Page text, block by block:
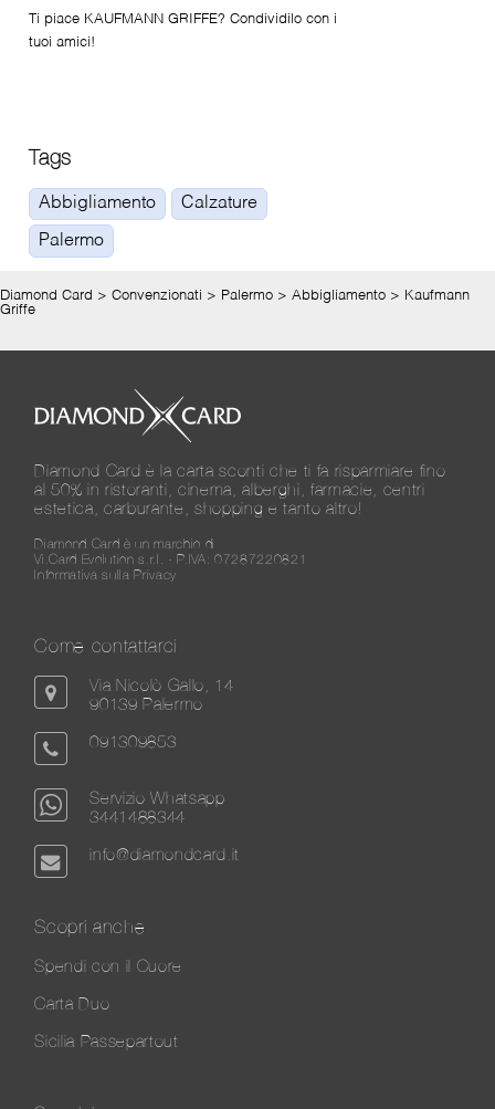
Ti piace KAUFMANN GRIFFE? Condividilo con i
tuoi amici!
Tags
Abbigliamento Calzature
Palermo
Diamond Card > Convenzionati > Palermo > Abbigliamento > Kaufmann
Griffe
Diamond Card è la carta sconti che ti fa risparmiare fino
al 50% in ristoranti, cinema, alberghi, farmacie, centri
estetica, carburante, shopping e tanto altro!
Diamond Card è un marchio di
Vi.Card Evolution s.r.l. - P.IVA: 07287220821
Informativa sulla Privacy
Come contattarci
Via Nicolò Gallo, 14
90139 Palermo
091309853
Servizio Whatsapp
3441488344
info@diamondcard.it
Scopri anche
Spendi con il Cuore
Carta Duo
Sicilia Passepartout